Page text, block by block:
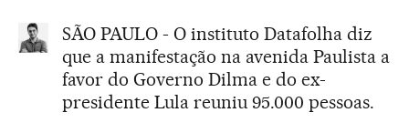
SÃO PAULO - O instituto Datafolha diz
que a manifestação na avenida Paulista a
favor do Governo Dilma e do ex-
presidente Lula reuniu 95.000 pessoas.